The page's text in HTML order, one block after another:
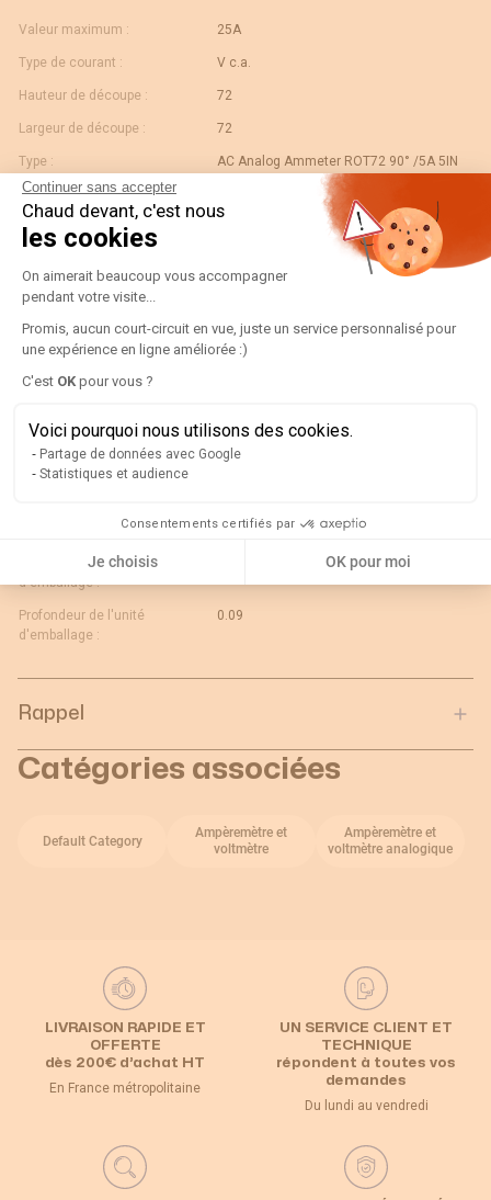
Continuer sans accepter
Chaud devant, c'est nous
les cookies
Plateforme de Gestion du
On aimerait beaucoup vous accompagner
pendant votre visite...
Promis, aucun court-circuit en vue, juste un service personnalisé pour
une expérience en ligne améliorée :)
C'est OK pour vous ?
Voici pourquoi nous utilisons des cookies.
Partage de données avec Google
Statistiques et audience
Consentements certifiés par
Je choisis OK pour moi
Valeur maximum : 25A
Type de courant : V c.a.
Hauteur de découpe : 72
Largeur de découpe : 72
Type : AC Analog Ammeter ROT72 90° /5A 5IN
Calibre :
Gtin/ean :
Code douane :
Désignation : 192D3303-AMP R72A90-A 25/5A-5IN
Pays d'origine : ES
Unité de contenu :
Valeur échelle normale : N/A
Largeur de l'unité
d'emballage :
0.078
Poids brut de l'unité
d'emballage :
Profondeur de l'unité
d'emballage :
0.09
Rappel
Catégories associées
Default Category
Ampèremètre et
voltmètre
Ampèremètre et
voltmètre analogique
LIVRAISON RAPIDE ET
OFFERTE
dès 200€ d’achat HT
En France métropolitaine
UN SERVICE CLIENT ET
TECHNIQUE
répondent à toutes vos
demandes
Du lundi au vendredi